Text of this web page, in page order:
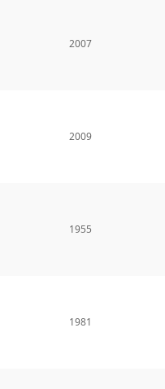
2007
2009
1955
1981